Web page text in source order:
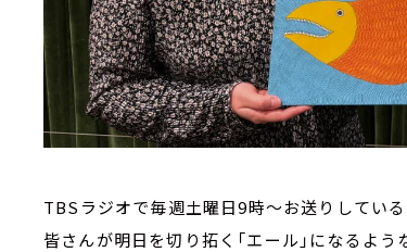
TBSラジオで毎週土曜日9時～お送りしている
皆さんが明日を切り拓く「エール」になるよ